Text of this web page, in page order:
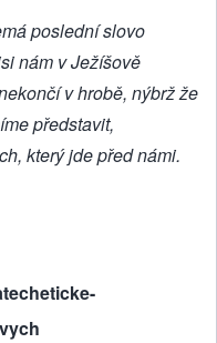
poslední slovo
nám v Ježíšově
v hrobě, nýbrž že
představit,
který jde před námi.